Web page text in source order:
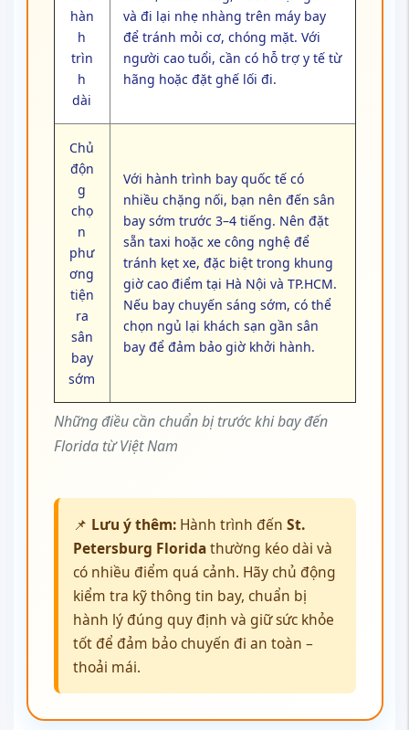
Những điều cần chuẩn bị trước khi bay đến
Florida từ Việt Nam
hàn
h
trìn
h
dài
và đi lại nhẹ nhàng trên máy bay
để tránh mỏi cơ, chóng mặt. Với
người cao tuổi, cần có hỗ trợ y tế từ
hãng hoặc đặt ghế lối đi.
Chủ
độn
g
chọ
n
phư
ơng
tiện
ra
sân
bay
sớm
Với hành trình bay quốc tế có
nhiều chặng nối, bạn nên đến sân
bay sớm trước 3–4 tiếng. Nên đặt
sẵn taxi hoặc xe công nghệ để
tránh kẹt xe, đặc biệt trong khung
giờ cao điểm tại Hà Nội và TP.HCM.
Nếu bay chuyến sáng sớm, có thể
chọn ngủ lại khách sạn gần sân
bay để đảm bảo giờ khởi hành.
📌 Lưu ý thêm:Hành trình đến St.
Petersburg Floridathường kéo dài và
có nhiều điểm quá cảnh. Hãy chủ động
kiểm tra kỹ thông tin bay, chuẩn bị
hành lý đúng quy định và giữ sức khỏe
tốt để đảm bảo chuyến đi an toàn –
thoải mái.